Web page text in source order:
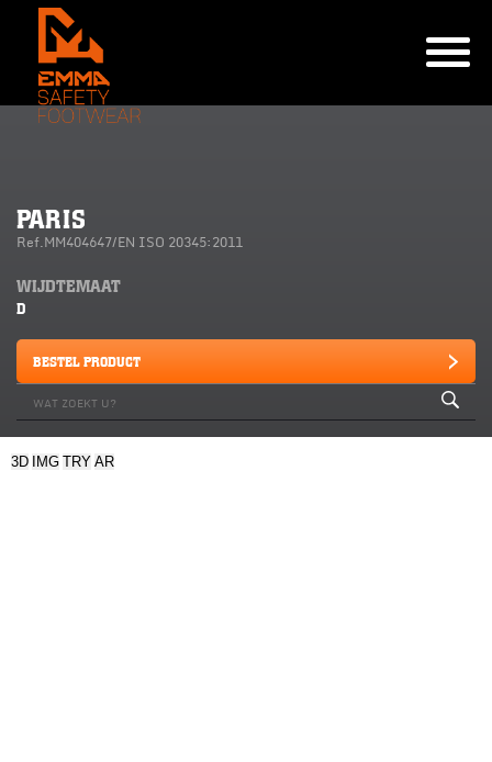
PARIS
Ref.MM404647/EN ISO 20345:2011
WIJDTEMAAT
D
BESTEL PRODUCT
3D IMG TRY AR